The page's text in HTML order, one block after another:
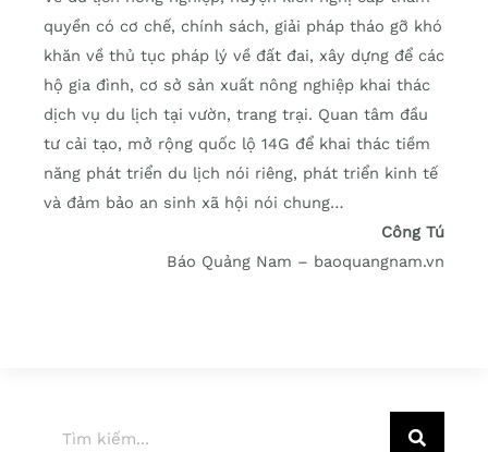
quyền có cơ chế, chính sách, giải pháp tháo gỡ khó
khăn về thủ tục pháp lý về đất đai, xây dựng để các
hộ gia đình, cơ sở sản xuất nông nghiệp khai thác
dịch vụ du lịch tại vườn, trang trại. Quan tâm đầu
tư cải tạo, mở rộng quốc lộ 14G để khai thác tiềm
năng phát triển du lịch nói riêng, phát triển kinh tế
và đảm bảo an sinh xã hội nói chung…
Công Tú
Báo Quảng Nam – baoquangnam.vn